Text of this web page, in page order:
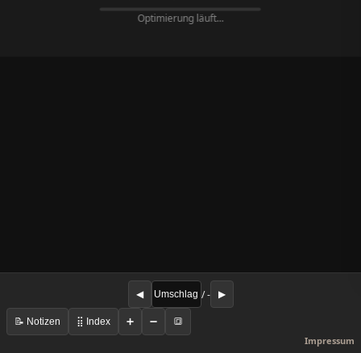
Optimierung läuft...
◀ / - ▶
📝 Notizen ⣿ Index ➕ ➖ 🔳
Impressum